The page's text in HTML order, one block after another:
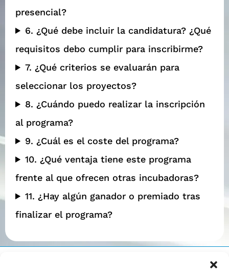
presencial?
6. ¿Qué debe incluir la candidatura? ¿Qué
requisitos debo cumplir para inscribirme?
7. ¿Qué criterios se evaluarán para
seleccionar los proyectos?
8. ¿Cuándo puedo realizar la inscripción
al programa?
9. ¿Cuál es el coste del programa?
10. ¿Qué ventaja tiene este programa
frente al que ofrecen otras incubadoras?
11. ¿Hay algún ganador o premiado tras
finalizar el programa?